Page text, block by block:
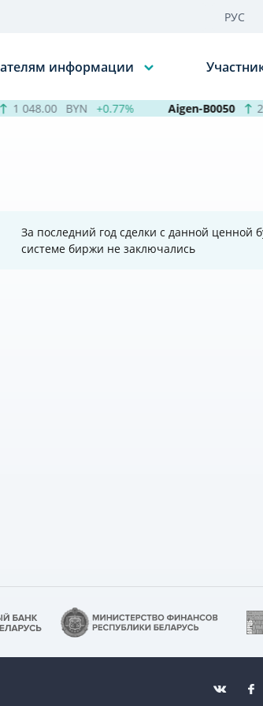
информации
1 048.00 BYN +0.77% Aigen-B0050
За последний год сделки с данной ценной
системе биржи не заключались